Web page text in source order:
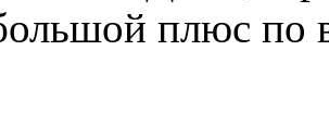
плюс